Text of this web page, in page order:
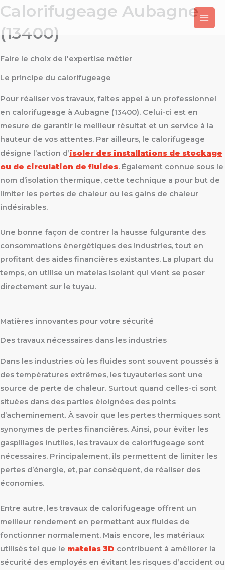
Aller
au
contenu
Calorifugeage Aubagne
(13400)
Faire le choix de l'expertise métier
Le principe du calorifugeage
Pour réaliser vos travaux, faites appel à un professionnel
en calorifugeage à Aubagne (13400). Celui-ci est en
mesure de garantir le meilleur résultat et un service à la
hauteur de vos attentes. Par ailleurs, le calorifugeage
désigne l’action d’isoler des installations de stockage
ou de circulation de fluides. Également connue sous le
nom d’isolation thermique, cette technique a pour but de
limiter les pertes de chaleur ou les gains de chaleur
indésirables.
Une bonne façon de contrer la hausse fulgurante des
consommations énergétiques des industries, tout en
profitant des aides financières existantes. La plupart du
temps, on utilise un matelas isolant qui vient se poser
directement sur le tuyau.
Matières innovantes pour votre sécurité
Des travaux nécessaires dans les industries
Dans les industries où les fluides sont souvent poussés à
des températures extrêmes, les tuyauteries sont une
source de perte de chaleur. Surtout quand celles-ci sont
situées dans des parties éloignées des points
d’acheminement. À savoir que les pertes thermiques sont
synonymes de pertes financières. Ainsi, pour éviter les
gaspillages inutiles, les travaux de calorifugeage sont
nécessaires. Principalement, ils permettent de limiter les
pertes d’énergie, et, par conséquent, de réaliser des
économies.
Entre autre, les travaux de calorifugeage offrent un
meilleur rendement en permettant aux fluides de
fonctionner normalement. Mais encore, les matériaux
utilisés tel que le matelas 3D contribuent à améliorer la
sécurité des employés en évitant les risques d’accident ou